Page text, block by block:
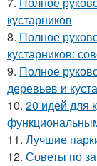
кустарников
8. Полное
кустарников:
9. Полное
деревьев и
10. 20 идей для
11. Лучшие
12. Советы по